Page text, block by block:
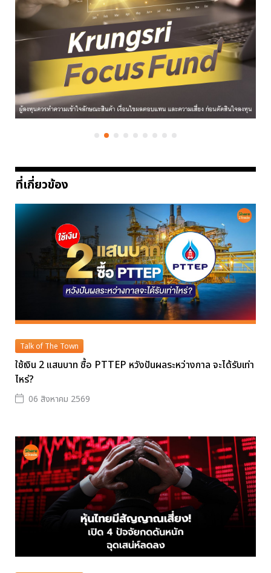
ที่เกี่ยวข้อง
Talk of The Town
ใช้เงิน 2 แสนบาท ซื้อ PTTEP หวังปันผลระหว่างกาล จะได้รับเท่า
ไหร่?
06 สิงหาคม 2569